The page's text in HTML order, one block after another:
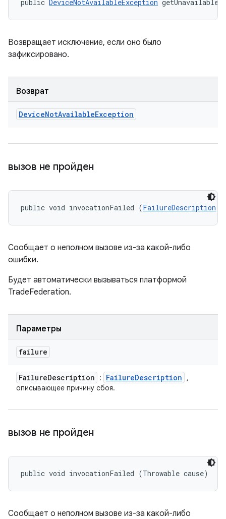
public DeviceNotAvailableException
Возвращает исключение, если оно было
зафиксировано.
Возврат
DeviceNotAvailableException
вызов не пройден
public void invocationFailed (FailureDescription
Сообщает о неполном вызове из-за какой-либо
ошибки.
Будет автоматически вызываться платформой
TradeFederation.
Параметры
failure
FailureDescription : FailureDescription
,
описывающее причину сбоя.
вызов не пройден
public void invocationFailed (Throwable cause)
Сообщает о неполном вызове из-за какой-либо